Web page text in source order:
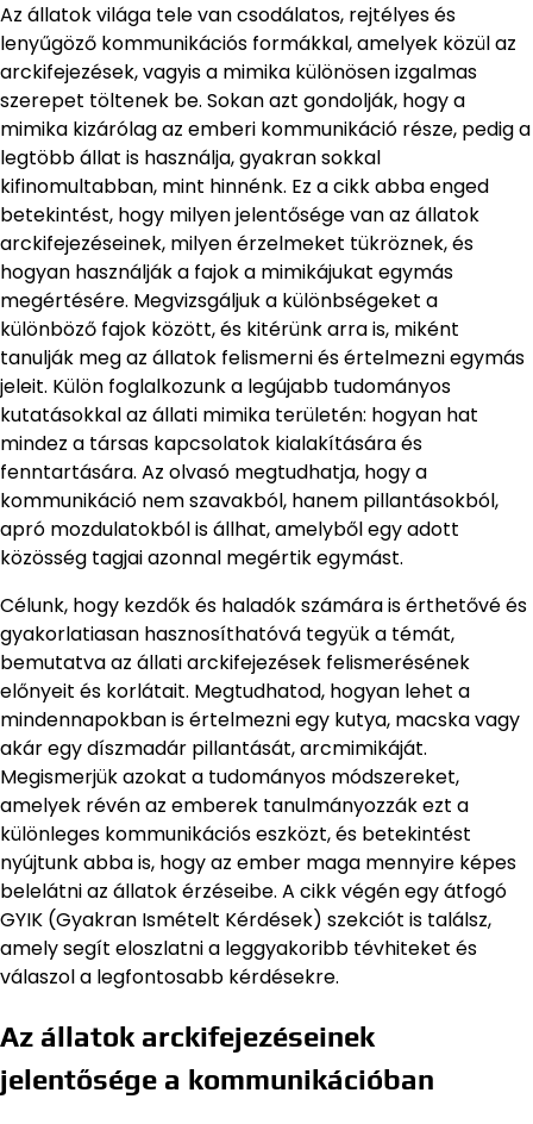
Az állatok világa tele van csodálatos, rejtélyes és
lenyűgöző kommunikációs formákkal, amelyek közül az
arckifejezések, vagyis a mimika különösen izgalmas
szerepet töltenek be. Sokan azt gondolják, hogy a
mimika kizárólag az emberi kommunikáció része, pedig a
legtöbb állat is használja, gyakran sokkal
kifinomultabban, mint hinnénk. Ez a cikk abba enged
betekintést, hogy milyen jelentősége van az állatok
arckifejezéseinek, milyen érzelmeket tükröznek, és
hogyan használják a fajok a mimikájukat egymás
megértésére. Megvizsgáljuk a különbségeket a
különböző fajok között, és kitérünk arra is, miként
tanulják meg az állatok felismerni és értelmezni egymás
jeleit. Külön foglalkozunk a legújabb tudományos
kutatásokkal az állati mimika területén: hogyan hat
mindez a társas kapcsolatok kialakítására és
fenntartására. Az olvasó megtudhatja, hogy a
kommunikáció nem szavakból, hanem pillantásokból,
apró mozdulatokból is állhat, amelyből egy adott
közösség tagjai azonnal megértik egymást.
Célunk, hogy kezdők és haladók számára is érthetővé és
gyakorlatiasan hasznosíthatóvá tegyük a témát,
bemutatva az állati arckifejezések felismerésének
előnyeit és korlátait. Megtudhatod, hogyan lehet a
mindennapokban is értelmezni egy kutya, macska vagy
akár egy díszmadár pillantását, arcmimikáját.
Megismerjük azokat a tudományos módszereket,
amelyek révén az emberek tanulmányozzák ezt a
különleges kommunikációs eszközt, és betekintést
nyújtunk abba is, hogy az ember maga mennyire képes
belelátni az állatok érzéseibe. A cikk végén egy átfogó
GYIK (Gyakran Ismételt Kérdések) szekciót is találsz,
amely segít eloszlatni a leggyakoribb tévhiteket és
válaszol a legfontosabb kérdésekre.
Az állatok arckifejezéseinek
jelentősége a kommunikációban